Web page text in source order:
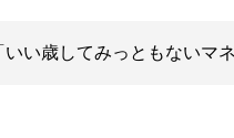
いい歳してみっともない